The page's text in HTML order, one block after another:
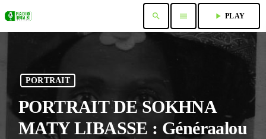
search menu play_arrow PLAY
PORTRAIT
PORTRAIT DE SOKHNA
MATY LIBASSE : Généraalou